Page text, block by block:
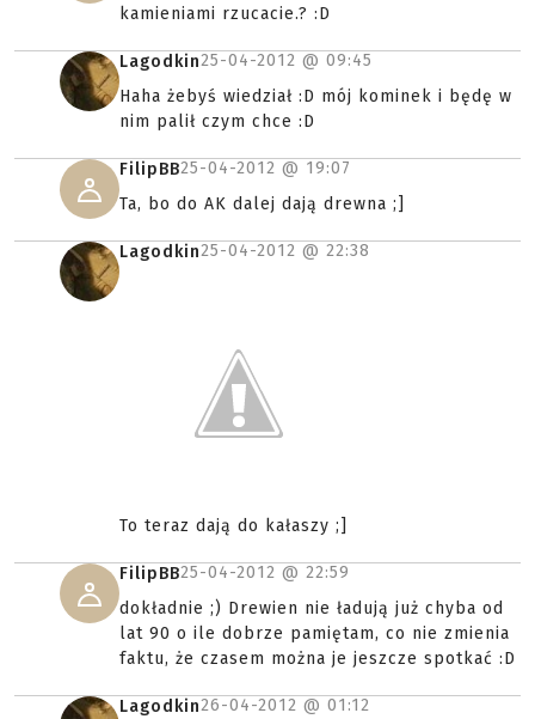
kamieniami rzucacie.? :D
Lagodkin25-04-2012 @ 09:45
Haha żebyś wiedział :D mój kominek i będę w
nim palił czym chce :D
FilipBB25-04-2012 @ 19:07
Ta, bo do AK dalej dają drewna ;]
Lagodkin25-04-2012 @ 22:38
To teraz dają do kałaszy ;]
FilipBB25-04-2012 @ 22:59
dokładnie ;) Drewien nie ładują już chyba od
lat 90 o ile dobrze pamiętam, co nie zmienia
faktu, że czasem można je jeszcze spotkać :D
Lagodkin26-04-2012 @ 01:12